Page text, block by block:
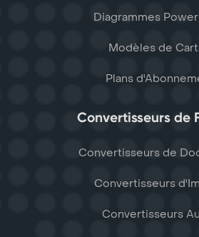
Diagrammes
Modèles de
Plans
Convertisseurs de
Convertisseurs de
Convertisseurs
Convertisseurs